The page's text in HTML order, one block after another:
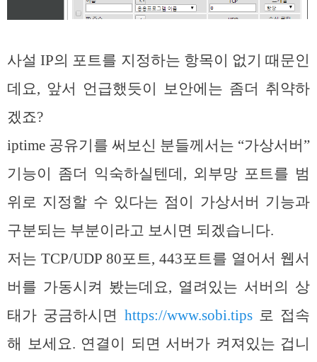
사설 IP의 포트를 지정하는 항목이 없기 때문인
데요, 앞서 언급했듯이 보안에는 좀더 취약하
겠죠?
iptime 공유기를 써보신 분들께서는 “가상서버”
기능이 좀더 익숙하실텐데, 외부망 포트를 범
위로 지정할 수 있다는 점이 가상서버 기능과
구분되는 부분이라고 보시면 되겠습니다.
저는 TCP/UDP 80포트, 443포트를 열어서 웹서
버를 가동시켜 봤는데요, 열려있는 서버의 상
태가 궁금하시면 https://www.sobi.tips로 접속
해 보세요. 연결이 되면 서버가 켜져있는 겁니